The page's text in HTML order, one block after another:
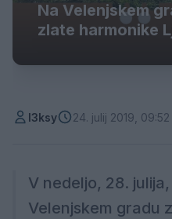
Na Velenjskem
zlate harmonike
l3ksy 24. julij 2019, 09:52
V nedeljo, 28.
Velenjskem gradu